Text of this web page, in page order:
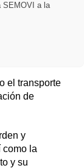
SEMOVI a la
el transporte
de
y
como la
y su